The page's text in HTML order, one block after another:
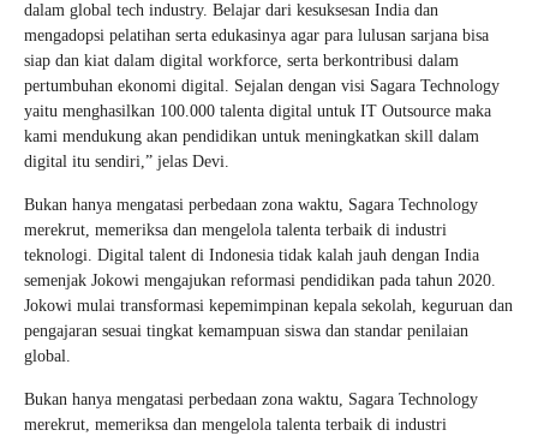
dalam global tech industry. Belajar dari kesuksesan India dan
mengadopsi pelatihan serta edukasinya agar para lulusan sarjana bisa
siap dan kiat dalam digital workforce, serta berkontribusi dalam
pertumbuhan ekonomi digital. Sejalan dengan visi Sagara Technology
yaitu menghasilkan 100.000 talenta digital untuk IT Outsource maka
kami mendukung akan pendidikan untuk meningkatkan skill dalam
digital itu sendiri,” jelas Devi.
Bukan hanya mengatasi perbedaan zona waktu, Sagara Technology
merekrut, memeriksa dan mengelola talenta terbaik di industri
teknologi. Digital talent di Indonesia tidak kalah jauh dengan India
semenjak Jokowi mengajukan reformasi pendidikan pada tahun 2020.
Jokowi mulai transformasi kepemimpinan kepala sekolah, keguruan dan
pengajaran sesuai tingkat kemampuan siswa dan standar penilaian
global.
Bukan hanya mengatasi perbedaan zona waktu, Sagara Technology
merekrut, memeriksa dan mengelola talenta terbaik di industri